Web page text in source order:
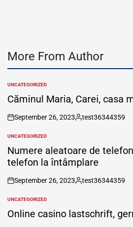
More From Author
POSTED
IN
UNCATEGORIZED
Căminul Maria, Carei, casa
on
September 26, 2023
Posted
test36344359
POSTED
IN
UNCATEGORIZED
Numere aleatoare de
telefon la întâmplare
on
September 26, 2023
Posted
test36344359
POSTED
IN
UNCATEGORIZED
Online casino lastschrift,